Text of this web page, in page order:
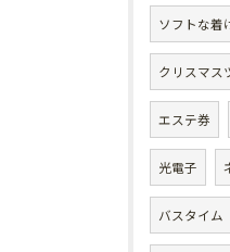
ソフトな着
クリスマス
エステ券
光電子
バスタイム